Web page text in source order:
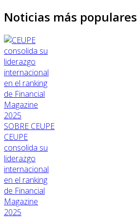
Noticias más populares
SOBRE CEUPE
CEUPE
consolida su
liderazgo
internacional
en el ranking
de Financial
Magazine
2025